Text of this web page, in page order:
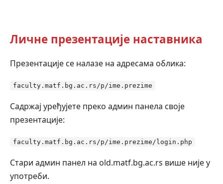
Личне презентације наставника
Презентације се налазе на адресама облика:
faculty.matf.bg.ac.rs/p/ime.prezime
Садржај уређујете преко админ панела своје
презентације:
faculty.matf.bg.ac.rs/p/ime.prezime/login.php
Стари админ панел на old.matf.bg.ac.rs више није у
употреби.